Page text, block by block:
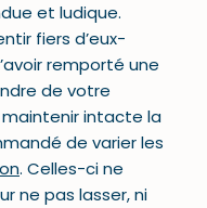
et ludique.
fiers d’eux-
remporté une
de votre
intacte la
de varier les
. Celles-ci ne
ne pas lasser, ni